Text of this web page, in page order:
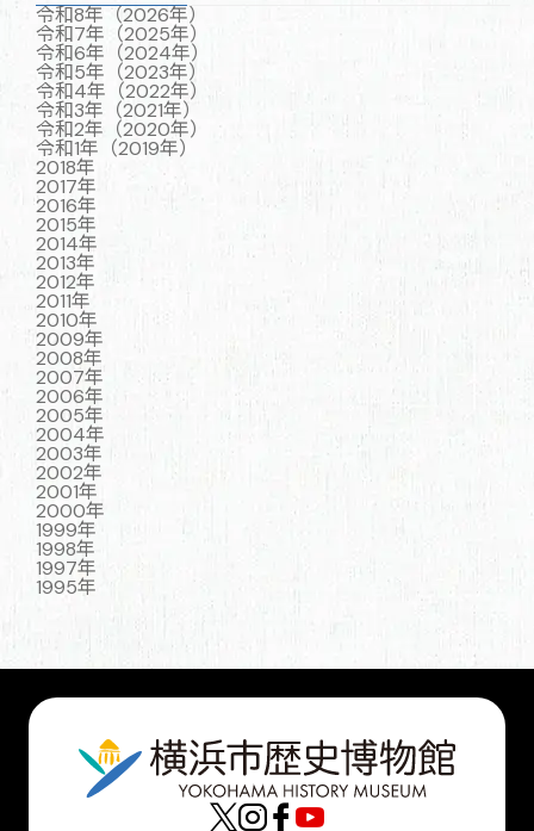
令和8年（2026年）
令和7年（2025年）
令和6年（2024年）
令和5年（2023年）
令和4年（2022年）
令和3年（2021年）
令和2年（2020年）
令和1年（2019年）
2018年
2017年
2016年
2015年
2014年
2013年
2012年
2011年
2010年
2009年
2008年
2007年
2006年
2005年
2004年
2003年
2002年
2001年
2000年
1999年
1998年
1997年
1995年